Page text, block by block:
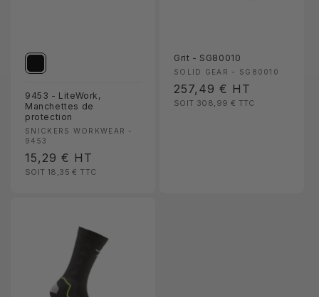
9453 - LiteWork,
Manchettes de
protection
Fournisseur :
SNICKERS WORKWEAR -
9453
Prix
habituel
15,29 € HT
SOIT 18,35 €TTC
Grit - SG80010
Fournisseur :
SOLID GEAR - SG80010
Prix
habituel
257,49 € HT
SOIT 308,99 € TTC